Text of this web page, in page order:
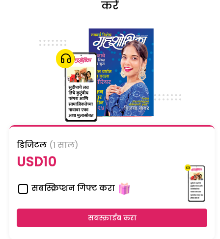
करें
डिजिटल (1 साल)
USD10
सबस्क्रिप्शन गिफ्ट करा
सबस्क्राईब करा